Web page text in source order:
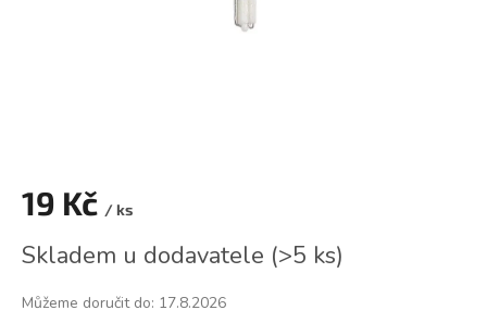
19 Kč / ks
cena:
Skladem u dodavatele (>5 ks)
Můžeme doručit do: 17.8.2026